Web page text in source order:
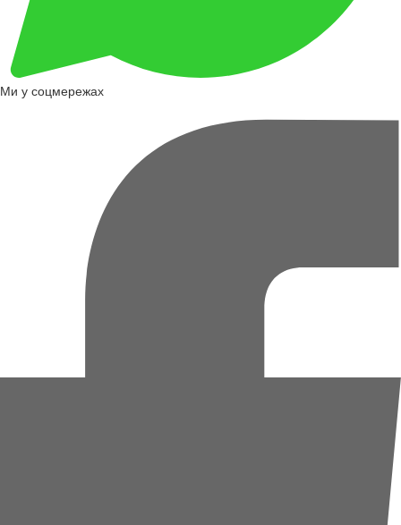
Ми у соцмережах